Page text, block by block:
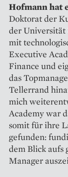
Hofmann hat
Doktorat der
der Universität
mit
Executive
Finance und
das
Tellerrand
mich
Academy war
somit für ihre
gefunden:
dem Blick aufs
Manager